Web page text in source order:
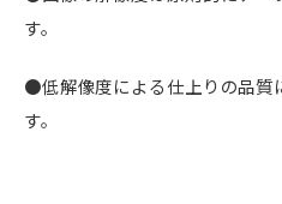
す。
●低解像度による仕上りの品質
す。